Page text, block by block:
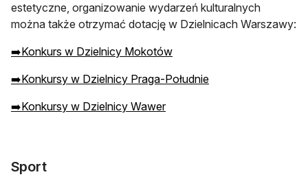
estetyczne, organizowanie wydarzeń kulturalnych
można także otrzymać dotację w Dzielnicach Warszawy:
➡️Konkurs w Dzielnicy Mokotów
➡️Konkursy w Dzielnicy Praga-Południe
➡️Konkursy w Dzielnicy Wawer
Sport